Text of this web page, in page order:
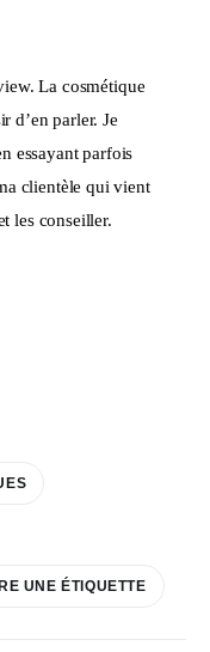
La cosmétique
d’en parler. Je
essayant parfois
clientèle qui vient
les conseiller.
UNE ÉTIQUETTE